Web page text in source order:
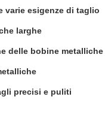
varie esigenze di taglio
larghe
delle bobine metalliche
precisi e puliti